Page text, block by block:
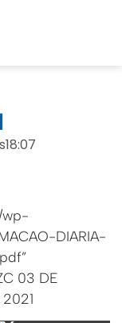
18:07
wp-
DIARIA-
03 DE